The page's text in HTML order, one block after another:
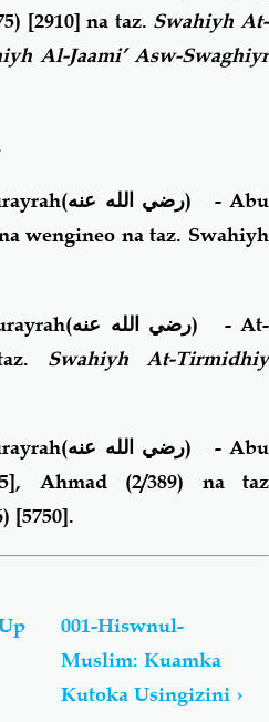
[2910] na taz. Swahiyh At-
Al-Jaami’ Asw-Swaghiyr
( رضي الله عنه )
- Abu
wengineo na taz. Swahiyh
(رضي الله عنه)
- At-
Swahiyh At-Tirmidhiy
(رضي الله عنه)
- Abu
Ahmad (2/389) na taz
[5750].
001-Hiswnul-
Muslim: Kuamka
Kutoka Usingizini ›